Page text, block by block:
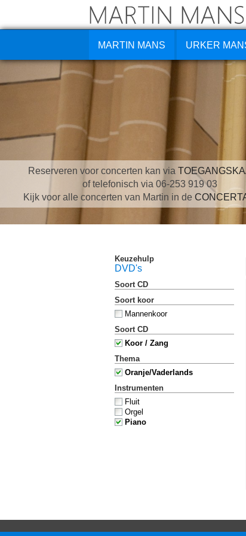
MARTIN MANS URKER
Reserveren voor concerten kan via
of telefonisch via 06-253 919 03
Kijk voor alle concerten van Martin in de
Keuzehulp
DVD's
Soort CD
Soort koor
Mannenkoor
Soort CD
Koor / Zang
Thema
Oranje/Vaderlands
Instrumenten
Fluit
Orgel
Piano